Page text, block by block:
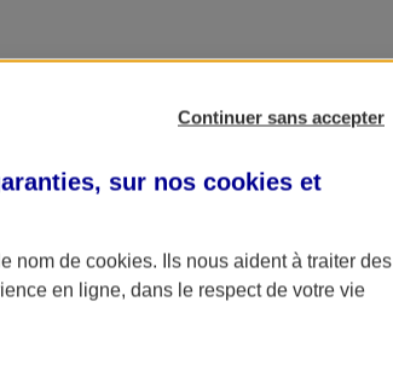
Continuer sans accepter
sur nos cookies et
nom de cookies. Ils nous aident à traiter des
en ligne, dans le respect de votre vie